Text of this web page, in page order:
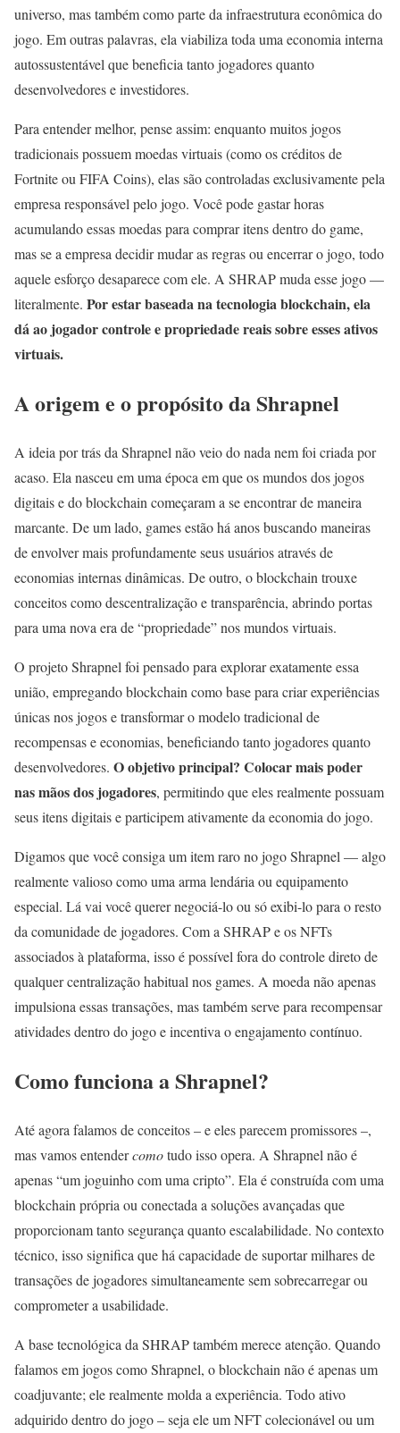
universo, mas também como parte da infraestrutura econômica do
jogo. Em outras palavras, ela viabiliza toda uma economia interna
autossustentável que beneficia tanto jogadores quanto
desenvolvedores e investidores.
Para entender melhor, pense assim: enquanto muitos jogos
tradicionais possuem moedas virtuais (como os créditos de
Fortnite ou FIFA Coins), elas são controladas exclusivamente pela
empresa responsável pelo jogo. Você pode gastar horas
acumulando essas moedas para comprar itens dentro do game,
mas se a empresa decidir mudar as regras ou encerrar o jogo, todo
aquele esforço desaparece com ele. A SHRAP muda esse jogo —
literalmente. Por estar baseada na tecnologia blockchain, ela
dá ao jogador controle e propriedade reais sobre esses ativos
virtuais.
A origem e o propósito da Shrapnel
A ideia por trás da Shrapnel não veio do nada nem foi criada por
acaso. Ela nasceu em uma época em que os mundos dos jogos
digitais e do blockchain começaram a se encontrar de maneira
marcante. De um lado, games estão há anos buscando maneiras
de envolver mais profundamente seus usuários através de
economias internas dinâmicas. De outro, o blockchain trouxe
conceitos como descentralização e transparência, abrindo portas
para uma nova era de “propriedade” nos mundos virtuais.
O projeto Shrapnel foi pensado para explorar exatamente essa
união, empregando blockchain como base para criar experiências
únicas nos jogos e transformar o modelo tradicional de
recompensas e economias, beneficiando tanto jogadores quanto
desenvolvedores. O objetivo principal? Colocar mais poder
nas mãos dos jogadores, permitindo que eles realmente possuam
seus itens digitais e participem ativamente da economia do jogo.
Digamos que você consiga um item raro no jogo Shrapnel — algo
realmente valioso como uma arma lendária ou equipamento
especial. Lá vai você querer negociá-lo ou só exibi-lo para o resto
da comunidade de jogadores. Com a SHRAP e os NFTs
associados à plataforma, isso é possível fora do controle direto de
qualquer centralização habitual nos games. A moeda não apenas
impulsiona essas transações, mas também serve para recompensar
atividades dentro do jogo e incentiva o engajamento contínuo.
Como funciona a Shrapnel?
Até agora falamos de conceitos – e eles parecem promissores –,
mas vamos entendercomotudo isso opera. A Shrapnel não é
apenas “um joguinho com uma cripto”. Ela é construída com uma
blockchain própria ou conectada a soluções avançadas que
proporcionam tanto segurança quanto escalabilidade. No contexto
técnico, isso significa que há capacidade de suportar milhares de
transações de jogadores simultaneamente sem sobrecarregar ou
comprometer a usabilidade.
A base tecnológica da SHRAP também merece atenção. Quando
falamos em jogos como Shrapnel, o blockchain não é apenas um
coadjuvante; ele realmente molda a experiência. Todo ativo
adquirido dentro do jogo – seja ele um NFT colecionável ou um